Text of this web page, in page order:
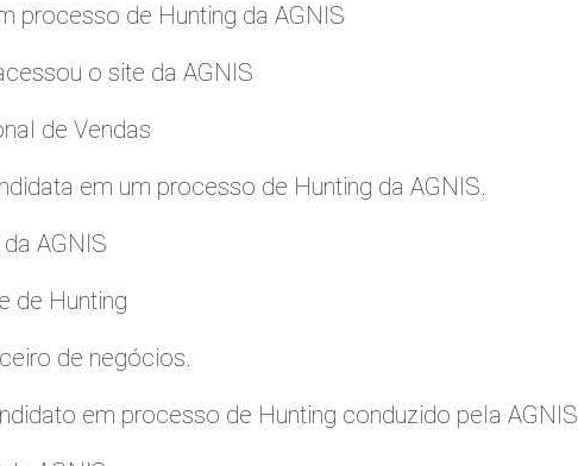
processo de Hunting da AGNIS
o site da AGNIS
de Vendas
em um processo de Hunting da AGNIS.
AGNIS
de Hunting
de negócios.
em processo de Hunting conduzido pela AGNIS